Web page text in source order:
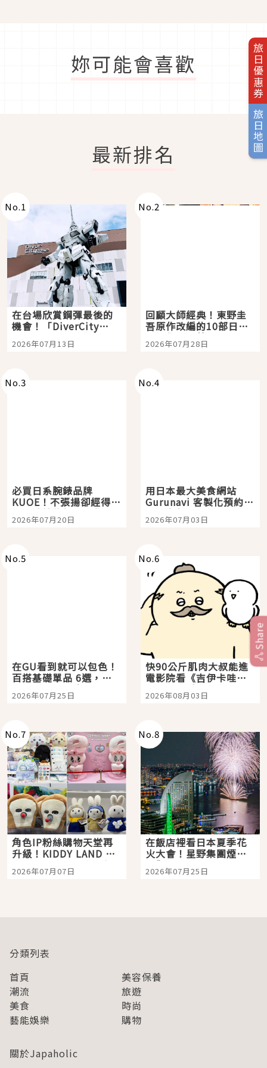
旅日優惠券
旅日地圖
妳可能會喜歡
最新排名
No.1
在台場欣賞鋼彈最後的
機會！「DiverCity
Tokyo Plaza」搭船、
購物、美食及夜景，一
2026年07月13日
No.2
回顧大師經典！東野圭
吾原作改編的10部日本
影視作品推薦
2026年07月28日
No.3
必買日系腕錶品牌
KUOE！不張揚卻經得起
時間洗鍊的經典之作五
選
2026年07月20日
No.4
用日本最大美食網站
Gurunavi 客製化預約九
大都市餐廳，打造專屬
美食體驗！
2026年07月03日
No.5
在GU看到就可以包色！
百搭基礎單品 6選，閉
眼全收也不心疼
2026年07月25日
No.6
快90公斤肌肉大叔能進
電影院看《吉伊卡哇》
嗎？日本重金屬樂團
「打首」會長與nagano
2026年08月03日
No.7
角色IP粉絲購物天堂再
升級！KIDDY LAND 原
宿店吉伊卡哇迎客，新
開幕 OMOKADO 店3分
2026年07月07日
No.8
在飯店裡看日本夏季花
火大會！星野集團煙火
景觀飯店6選，讓你不用
人擠人悠閒欣賞
2026年07月25日
Share
分類列表
首頁
美容保養
潮流
旅遊
美食
時尚
藝能娛樂
購物
關於Japaholic